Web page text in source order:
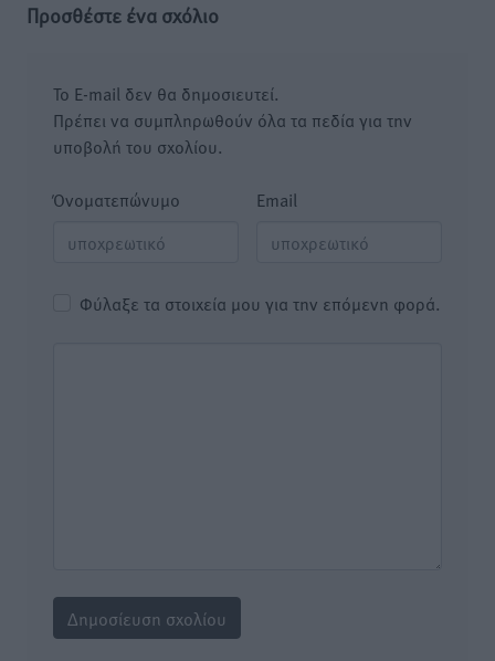
Προσθέστε ένα σχόλιο
Το E-mail δεν θα δημοσιευτεί.
Πρέπει να συμπληρωθούν όλα τα πεδία για την
υποβολή του σχολίου.
Όνοματεπώνυμο Email
Φύλαξε τα στοιχεία μου για την επόμενη φορά.